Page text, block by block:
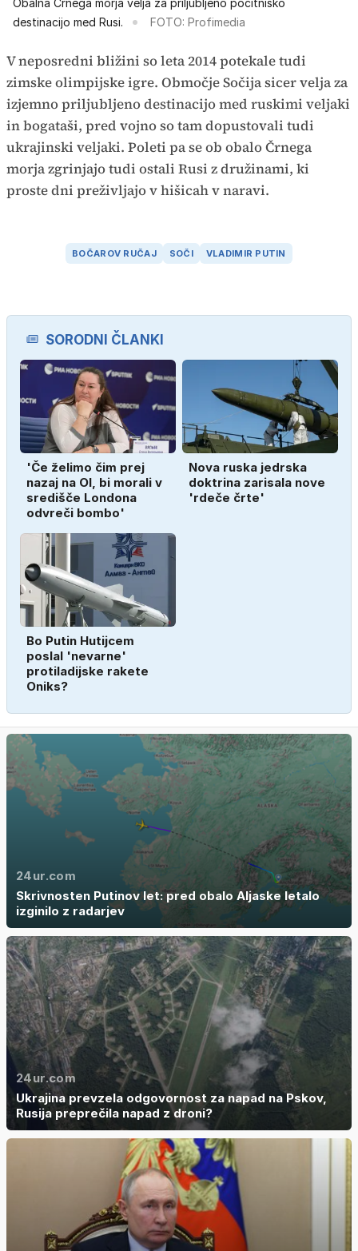
Obalna Črnega morja velja za priljubljeno počitniško
destinacijo med Rusi.
FOTO: Profimedia
V neposredni bližini so leta 2014 potekale tudi
zimske olimpijske igre. Območje Sočija sicer velja za
izjemno priljubljeno destinacijo med ruskimi veljaki
in bogataši, pred vojno so tam dopustovali tudi
ukrajinski veljaki. Poleti pa se ob obalo Črnega
morja zgrinjajo tudi ostali Rusi z družinami, ki
proste dni preživljajo v hišicah v naravi.
BOČAROV RUČAJ SOČI VLADIMIR PUTIN
SORODNI ČLANKI
'Če želimo čim prej
nazaj na OI, bi morali v
središče Londona
odvreči bombo'
Nova ruska jedrska
doktrina zarisala nove
'rdeče črte'
Bo Putin Hutijcem
poslal 'nevarne'
protiladijske rakete
Oniks?
24ur.com
Skrivnosten Putinov let: pred obalo Aljaske letalo
izginilo z radarjev
24ur.com
Ukrajina prevzela odgovornost za napad na Pskov,
Rusija preprečila napad z droni?